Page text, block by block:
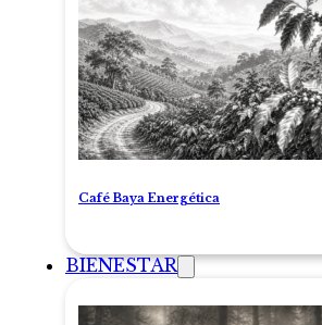
Café Baya Energética
BIENESTAR